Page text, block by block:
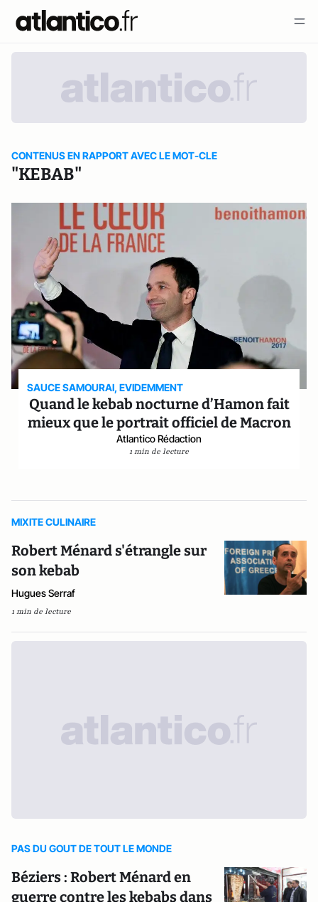
CONTENUS EN RAPPORT AVEC LE MOT-CLE
"KEBAB"
SAUCE SAMOURAI, EVIDEMMENT
Quand le kebab nocturne d’Hamon fait
mieux que le portrait officiel de Macron
Atlantico Rédaction
1 min de lecture
MIXITE CULINAIRE
Robert Ménard s'étrangle sur
son kebab
Hugues Serraf
1 min de lecture
PAS DU GOUT DE TOUT LE MONDE
Béziers : Robert Ménard en
guerre contre les kebabs dans